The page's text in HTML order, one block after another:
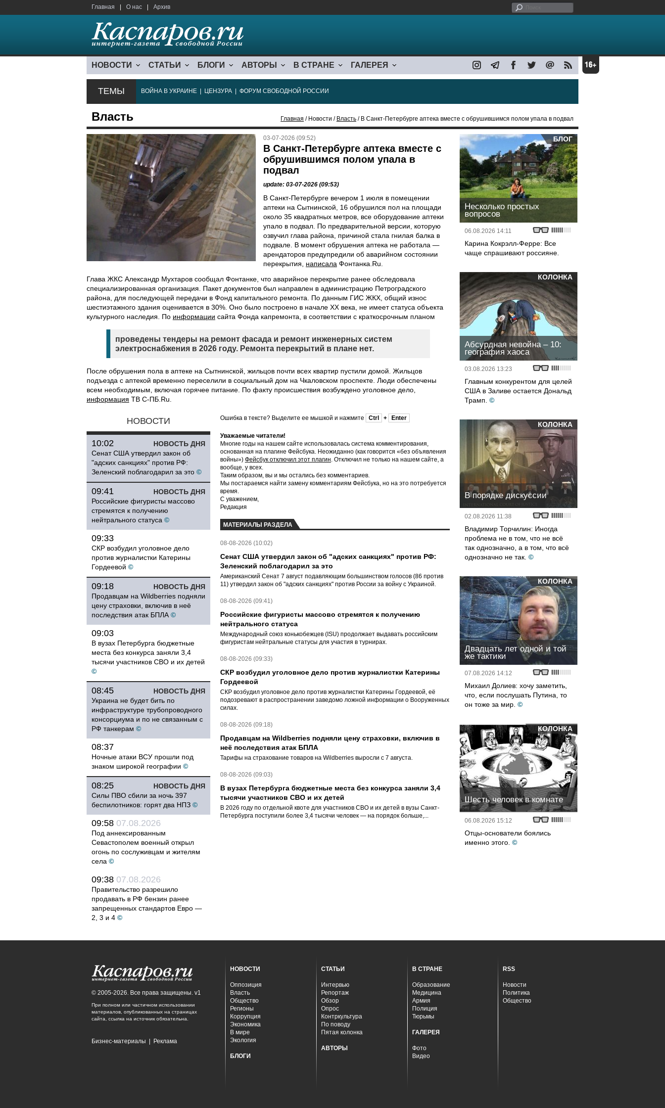
Главная О нас Архив
НОВОСТИ СТАТЬИ БЛОГИ АВТОРЫ В СТРАНЕ ГАЛЕРЕЯ
ТЕМЫ ВОЙНА В УКРАИНЕ ЦЕНЗУРА ФОРУМ СВОБОДНОЙ РОССИИ
Власть Главная / Новости / Власть / В Санкт-Петербурге аптека вместе с обрушившимся полом упала в подвал
03-07-2026 (09:52)
В Санкт-Петербурге аптека вместе с
обрушившимся полом упала в
подвал
update: 03-07-2026 (09:53)
В Санкт-Петербурге вечером 1 июля в помещении
аптеки на Сытнинской, 16 обрушился пол на площади
около 35 квадратных метров, все оборудование аптеки
упало в подвал. По предварительной версии, которую
озвучил глава района, причиной стала гнилая балка в
подвале. В момент обрушения аптека не работала —
арендаторов предупредили об аварийном состоянии
перекрытия, написала Фонтанка.Ru.
Глава ЖКС Александр Мухтаров сообщал Фонтанке, что аварийное перекрытие ранее обследовала
специализированная организация. Пакет документов был направлен в администрацию Петроградского
района, для последующей передачи в Фонд капитального ремонта. По данным ГИС ЖКХ, общий износ
шестиэтажного здания оценивается в 30%. Оно было построено в начале XX века, не имеет статуса объекта
культурного наследия. По информации сайта Фонда капремонта, в соответствии с краткосрочным планом
проведены тендеры на ремонт фасада и ремонт инженерных систем
электроснабжения в 2026 году. Ремонта перекрытий в плане нет.
После обрушения пола в аптеке на Сытнинской, жильцов почти всех квартир пустили домой. Жильцов
подъезда с аптекой временно переселили в социальный дом на Чкаловском проспекте. Люди обеспечены
всем необходимым, включая горячее питание. По факту происшествия возбуждено уголовное дело,
информация ТВ С-ПБ.Ru.
НОВОСТИ
НОВОСТЬ ДНЯ
10:02
Сенат США утвердил закон об
"адских санкциях" против РФ:
Зеленский поблагодарил за это ©
НОВОСТЬ ДНЯ
09:41
Российские фигуристы массово
стремятся к получению
нейтрального статуса ©
09:33
СКР возбудил уголовное дело
против журналистки Катерины
Гордеевой ©
НОВОСТЬ ДНЯ
09:18
Продавцам на Wildberries подняли
цену страховки, включив в неё
последствия атак БПЛА ©
09:03
В вузах Петербурга бюджетные
места без конкурса заняли 3,4
тысячи участников СВО и их детей
©
НОВОСТЬ ДНЯ
08:45
Украина не будет бить по
инфраструктуре трубопроводного
консорциума и по не связанным с
РФ танкерам ©
08:37
Ночные атаки ВСУ прошли под
знаком широкой географии ©
НОВОСТЬ ДНЯ
08:25
Силы ПВО сбили за ночь 397
беспилотников: горят два НПЗ ©
09:58 07.08.2026
Под аннексированным
Севастополем военный открыл
огонь по сослуживцам и жителям
села ©
09:38 07.08.2026
Правительство разрешило
продавать в РФ бензин ранее
запрещенных стандартов Евро —
2, 3 и 4 ©
Ошибка в тексте? Выделите ее мышкой и нажмите Ctrl + Enter
Уважаемые читатели!
Многие годы на нашем сайте использовалась система комментирования,
основанная на плагине Фейсбука. Неожиданно (как говорится «без объявления
войны») Фейсбук отключил этот плагин. Отключил не только на нашем сайте, а
вообще, у всех.
Таким образом, вы и мы остались без комментариев.
Мы постараемся найти замену комментариям Фейсбука, но на это потребуется
время.
С уважением,
Редакция
МАТЕРИАЛЫ РАЗДЕЛА
08-08-2026 (10:02)
Сенат США утвердил закон об "адских санкциях" против РФ:
Зеленский поблагодарил за это
Американский Сенат 7 август подавляющим большинством голосов (86 против
11) утвердил закон об "адских санкциях" против России за войну с Украиной.
08-08-2026 (09:41)
Российские фигуристы массово стремятся к получению
нейтрального статуса
Международный союз конькобежцев (ISU) продолжает выдавать российским
фигуристам нейтральные статусы для участия в турнирах.
08-08-2026 (09:33)
СКР возбудил уголовное дело против журналистки Катерины
Гордеевой
СКР возбудил уголовное дело против журналистки Катерины Гордеевой, её
подозревают в распространении заведомо ложной информации о Вооруженных
силах.
08-08-2026 (09:18)
Продавцам на Wildberries подняли цену страховки, включив в
неё последствия атак БПЛА
Тарифы на страхование товаров на Wildberries выросли с 7 августа.
08-08-2026 (09:03)
В вузах Петербурга бюджетные места без конкурса заняли 3,4
тысячи участников СВО и их детей
В 2026 году по отдельной квоте для участников СВО и их детей в вузы Санкт-
Петербурга поступили более 3,4 тысячи человек — на порядок больше,...
БЛОГ
Несколько простых
вопросов
06.08.2026 14:11
Карина Кокрэлл-Ферре: Все
чаще спрашивают россияне.
КОЛОНКА
Абсурдная невойна – 10:
география хаоса
03.08.2026 13:23
Главным конкурентом для целей
США в Заливе остается Дональд
Трамп. ©
КОЛОНКА
В порядке дискуссии
02.08.2026 11:38
Владимир Торчилин: Иногда
проблема не в том, что не всё
так однозначно, а в том, что всё
однозначно не так. ©
КОЛОНКА
Двадцать лет одной и той
же тактики
07.08.2026 14:12
Михаил Долиев: хочу заметить,
что, если послушать Путина, то
он тоже за мир. ©
КОЛОНКА
Шесть человек в комнате
06.08.2026 15:12
Отцы-основатели боялись
именно этого. ©
© 2005-2026. Все права защищены. v1
При полном или частичном использовании
материалов, опубликованных на страницах
сайта, ссылка на источник обязательна.
Бизнес-материалы Реклама
НОВОСТИ
Оппозиция
Власть
Общество
Регионы
Коррупция
Экономика
В мире
Экология
БЛОГИ
СТАТЬИ
Интервью
Репортаж
Обзор
Опрос
Контркультура
По поводу
Пятая колонка
АВТОРЫ
В СТРАНЕ
Образование
Медицина
Армия
Полиция
Тюрьмы
ГАЛЕРЕЯ
Фото
Видео
RSS
Новости
Политика
Общество